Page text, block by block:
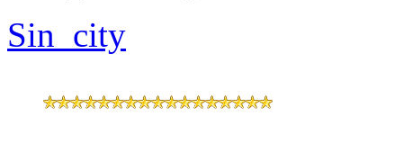
Sin_city